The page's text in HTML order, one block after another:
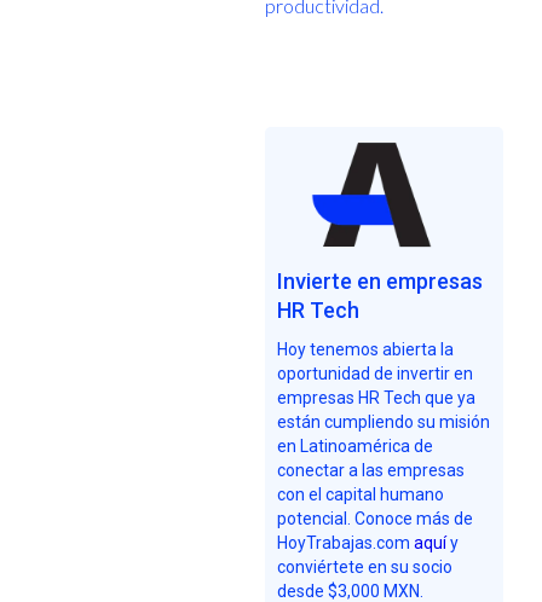
productividad.
Invierte en empresas
HR Tech
Hoy tenemos abierta la
oportunidad de invertir en
empresas HR Tech que ya
están cumpliendo su misión
en Latinoamérica de
conectar a las empresas
con el capital humano
potencial. Conoce más de
HoyTrabajas.com aquíy
conviértete en su socio
desde $3,000 MXN.